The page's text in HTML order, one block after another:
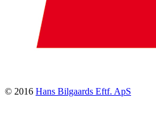
© 2016 Hans Bilgaards Eftf. ApS